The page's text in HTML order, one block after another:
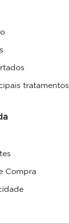
tratamentos
Compra